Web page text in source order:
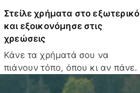
Στείλε χρήματα στο εξωτερικό
και εξοικονόμησε στις
χρεώσεις
Κάνε τα χρήματά σου να
πιάνουν τόπο, όπου κι αν πάνε.